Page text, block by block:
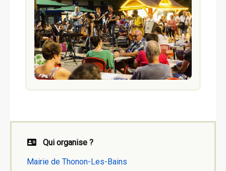
Qui organise ?
Mairie de Thonon-Les-Bains